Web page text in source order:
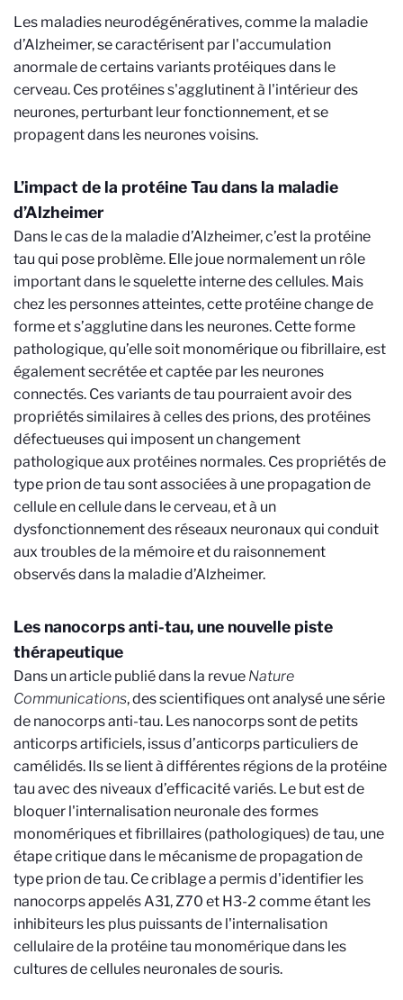
Les maladies neurodégénératives, comme la maladie
d’Alzheimer, se caractérisent par l'accumulation
anormale de certains variants protéiques dans le
cerveau. Ces protéines s'agglutinent à l'intérieur des
neurones, perturbant leur fonctionnement, et se
propagent dans les neurones voisins.
L’impact de la protéine Tau dans la maladie
d’Alzheimer
Dans le cas de la maladie d’Alzheimer, c’est la protéine
tau qui pose problème. Elle joue normalement un rôle
important dans le squelette interne des cellules. Mais
chez les personnes atteintes, cette protéine change de
forme et s’agglutine dans les neurones. Cette forme
pathologique, qu’elle soit monomérique ou fibrillaire, est
également secrétée et captée par les neurones
connectés. Ces variants de tau pourraient avoir des
propriétés similaires à celles des prions, des protéines
défectueuses qui imposent un changement
pathologique aux protéines normales. Ces propriétés de
type prion de tau sont associées à une propagation de
cellule en cellule dans le cerveau, et à un
dysfonctionnement des réseaux neuronaux qui conduit
aux troubles de la mémoire et du raisonnement
observés dans la maladie d’Alzheimer.
Les nanocorps anti-tau, une nouvelle piste
thérapeutique
Dans un article publié dans la revue Nature
Communications, des scientifiques ont analysé une série
de nanocorps anti-tau. Les nanocorps sont de petits
anticorps artificiels, issus d’anticorps particuliers de
camélidés. Ils se lient à différentes régions de la protéine
tau avec des niveaux d’efficacité variés. Le but est de
bloquer l'internalisation neuronale des formes
monomériques et fibrillaires (pathologiques) de tau, une
étape critique dans le mécanisme de propagation de
type prion de tau. Ce criblage a permis d'identifier les
nanocorps appelés A31, Z70 et H3-2 comme étant les
inhibiteurs les plus puissants de l'internalisation
cellulaire de la protéine tau monomérique dans les
cultures de cellules neuronales de souris.